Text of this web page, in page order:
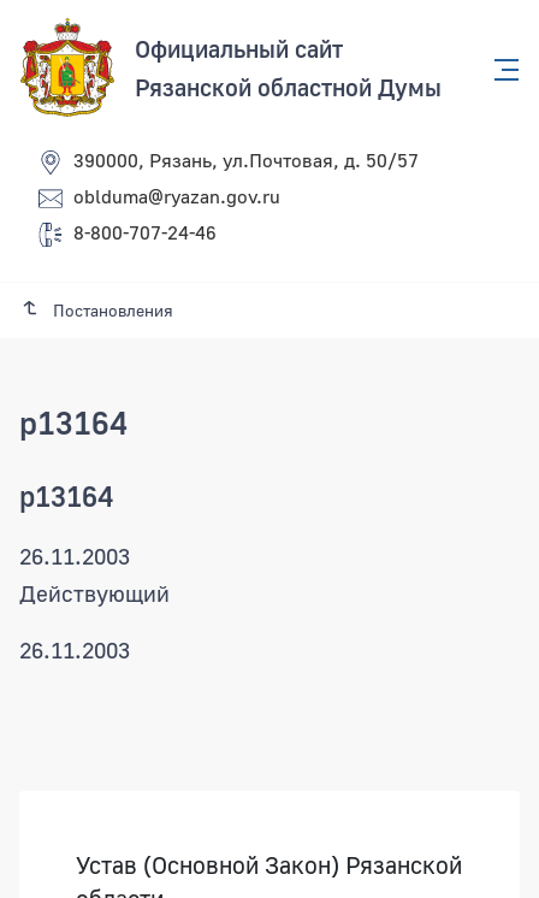
Официальный сайт
Рязанской областной Думы
390000, Рязань, ул.Почтовая, д. 50/57
oblduma@ryazan.gov.ru
8-800-707-24-46
Постановления
p13164
p13164
26.11.2003
Действующий
26.11.2003
Устав (Основной Закон) Рязанской